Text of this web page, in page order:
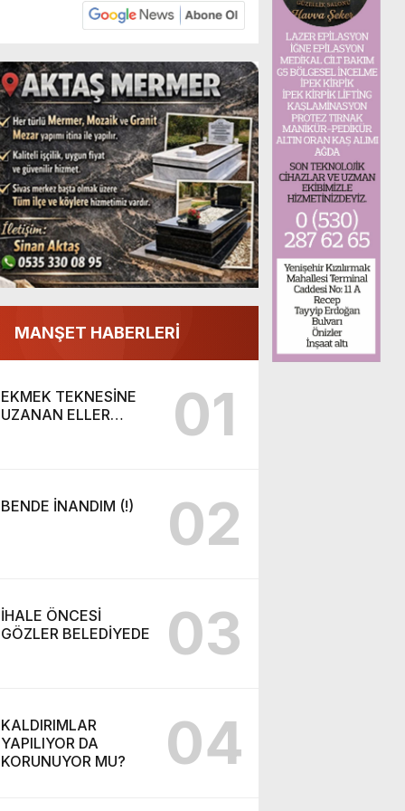
MANŞET HABERLERİ
EKMEK TEKNESİNE
UZANAN ELLER…
01
BENDE İNANDIM (!) 02
İHALE ÖNCESİ
GÖZLER BELEDİYEDE
03
KALDIRIMLAR
YAPILIYOR DA
KORUNUYOR MU?
04